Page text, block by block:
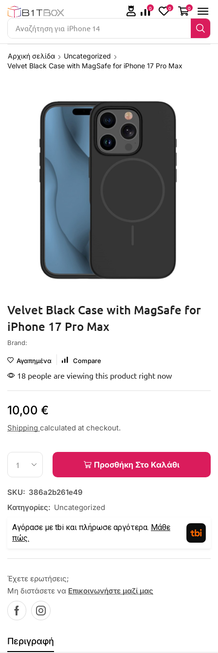
Αναζήτηση για iPhone 14
0 0 0
Αρχική σελίδα
Uncategorized
Velvet Black Case with MagSafe for iPhone 17 Pro Max
Velvet Black Case with MagSafe for
iPhone 17 Pro Max
Brand:
Αγαπημένα Compare
18 people are viewing this product right now
10,00 €
Shipping calculated at checkout.
Προσθήκη Στο Καλάθι
SKU: 386a2b261e49
Κατηγορίες: Uncategorized
Αγόρασε με tbi και πλήρωσε αργότερα. Μάθε
πώς.
Έχετε ερωτήσεις;
Μη διστάσετε να Επικοινωνήστε μαζί μας
Περιγραφή